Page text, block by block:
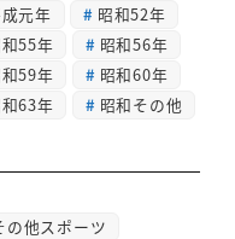
元年
昭和52年
55年
昭和56年
59年
昭和60年
63年 昭和その他
の他スポーツ